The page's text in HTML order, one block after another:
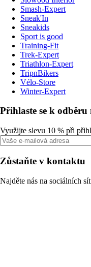
Smash-Expert
Sneak'In
Sneakids
Sport is good
Training-Fit
Trek-Expert
Triathlon-Expert
TripnBikers
Vélo-Store
Winter-Expert
Přihlaste se k odběru
Využijte slevu 10 % při
Zůstaňte v kontaktu
Najděte nás na sociálních